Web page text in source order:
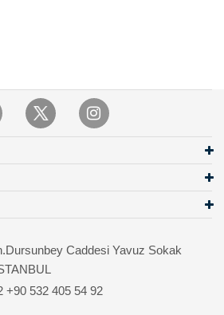
Caddesi Yavuz Sokak
+90 532 405 54 92